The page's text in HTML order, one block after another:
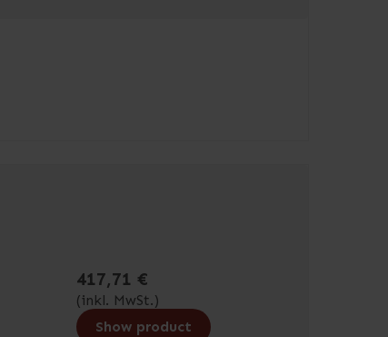
417,71 €
(inkl. MwSt.)
Show product